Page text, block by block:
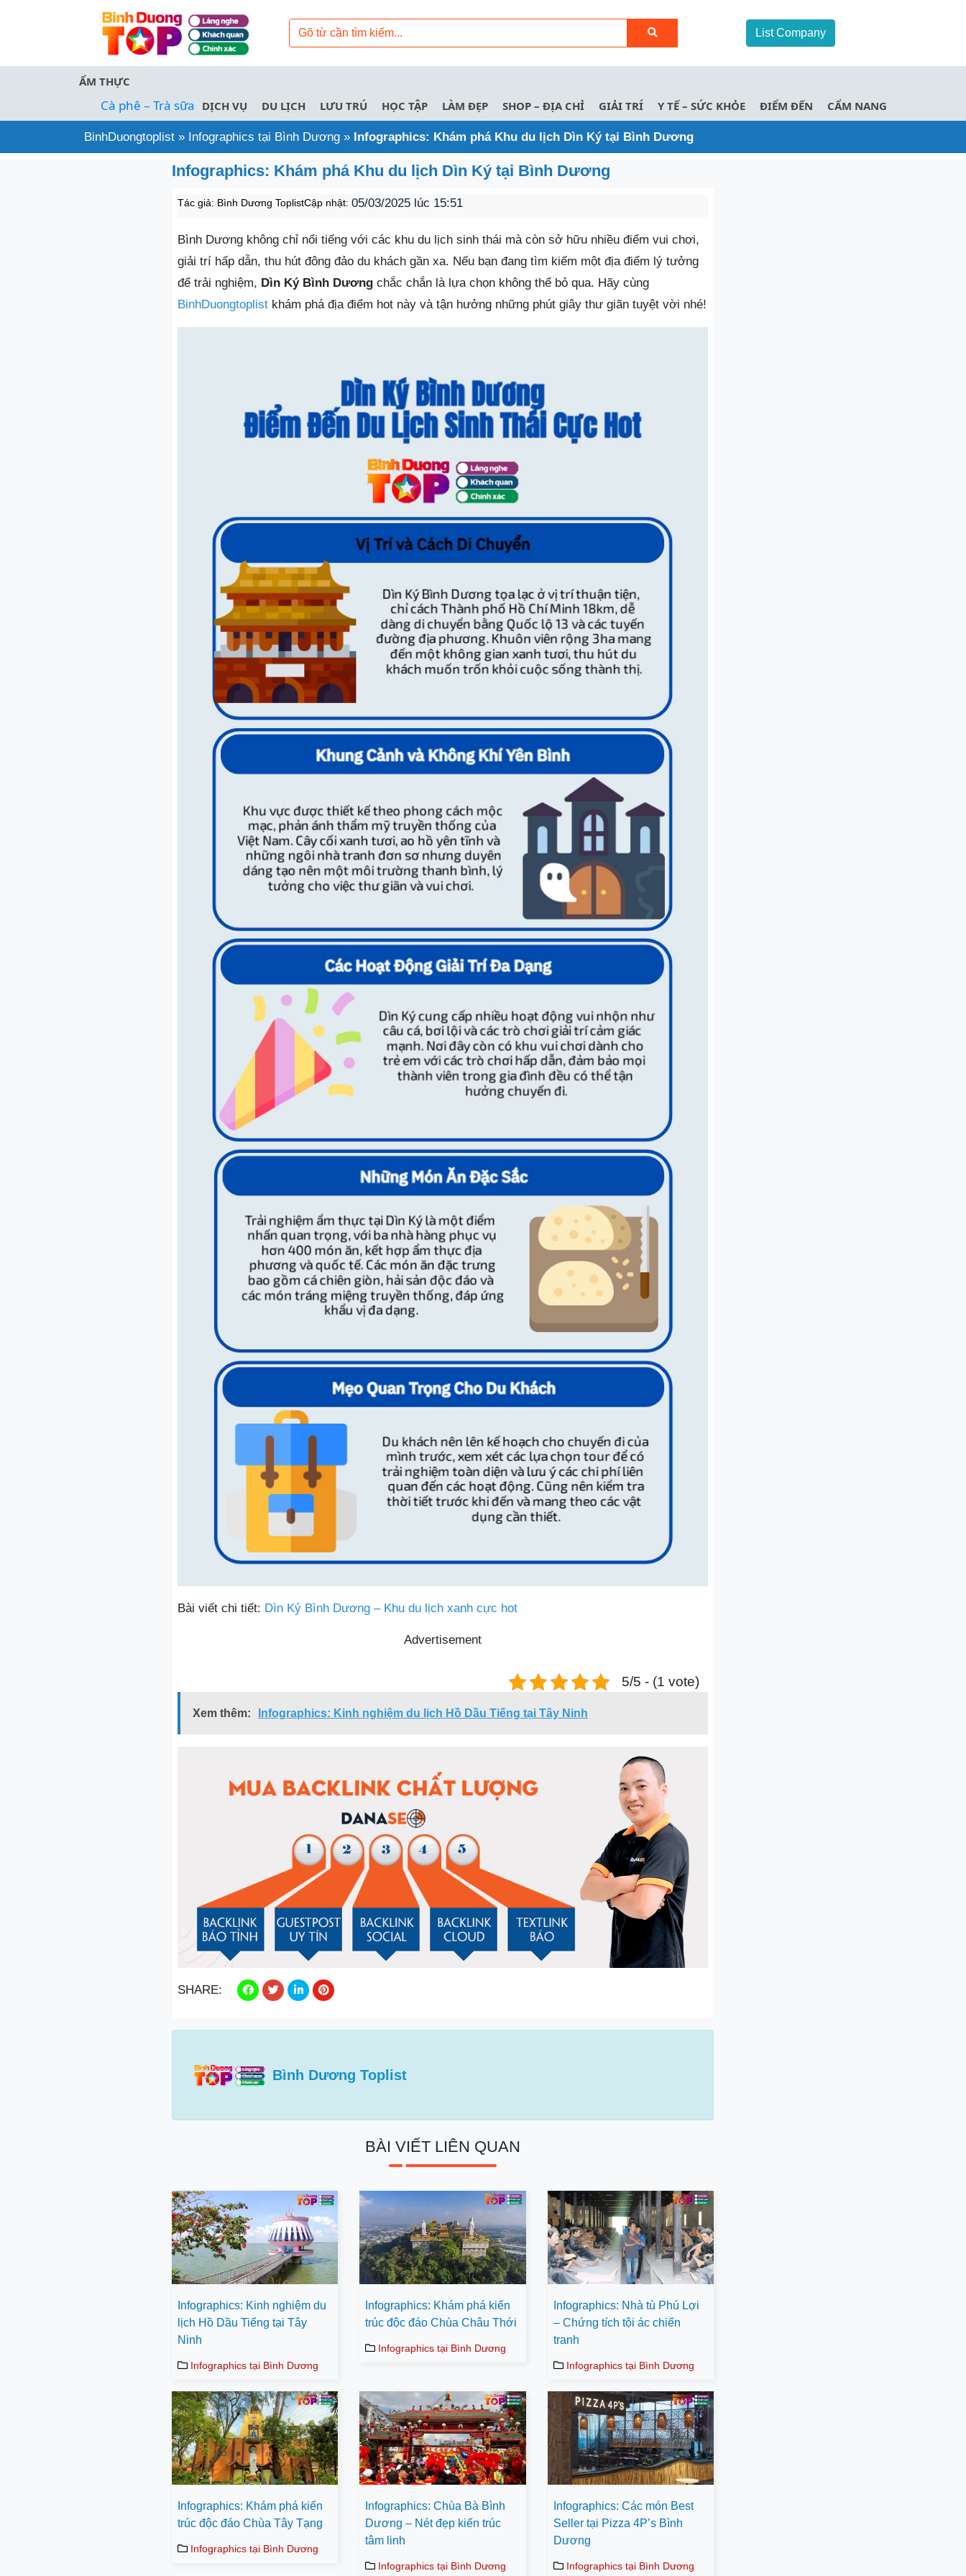
List Company
ẨM THỰC
Cà phê – Trà sữa DỊCH VỤ DU LỊCH LƯU TRÚ HỌC TẬP LÀM ĐẸP SHOP – ĐỊA CHỈ GIẢI TRÍ Y TẾ – SỨC KHỎE ĐIỂM ĐẾN CẨM NANG
BinhDuongtoplist » Infographics tại Bình Dương » Infographics: Khám phá Khu du lịch Dìn Ký tại Bình Dương
Infographics: Khám phá Khu du lịch Dìn Ký tại Bình Dương
Tác giả: Bình Dương ToplistCập nhật: 05/03/2025 lúc 15:51
Bình Dương không chỉ nổi tiếng với các khu du lịch sinh thái mà còn sở hữu nhiều điểm vui chơi,
giải trí hấp dẫn, thu hút đông đảo du khách gần xa. Nếu bạn đang tìm kiếm một địa điểm lý tưởng
để trải nghiệm, Dìn Ký Bình Dương chắc chắn là lựa chọn không thể bỏ qua. Hãy cùng
BinhDuongtoplist khám phá địa điểm hot này và tận hưởng những phút giây thư giãn tuyệt vời nhé!
Bài viết chi tiết: Dìn Ký Bình Dương – Khu du lịch xanh cực hot
Advertisement
5/5 - (1 vote)
Xem thêm: Infographics: Kinh nghiệm du lịch Hồ Dầu Tiếng tại Tây Ninh
SHARE:
Bình Dương Toplist
BÀI VIẾT LIÊN QUAN
Infographics: Kinh nghiệm du
lịch Hồ Dầu Tiếng tại Tây
Ninh
Infographics tại Bình Dương
Infographics: Khám phá kiến
trúc độc đáo Chùa Châu Thới
Infographics tại Bình Dương
Infographics: Nhà tù Phú Lợi
– Chứng tích tội ác chiến
tranh
Infographics tại Bình Dương
Infographics: Khám phá kiến
trúc độc đáo Chùa Tây Tạng
Infographics tại Bình Dương
Infographics: Chùa Bà Bình
Dương – Nét đẹp kiến trúc
tâm linh
Infographics tại Bình Dương
Infographics: Các món Best
Seller tại Pizza 4P’s Bình
Dương
Infographics tại Bình Dương